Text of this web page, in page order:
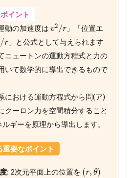
イント
動の加速度は v2 /r 」「位置エ
/r 」と公式として与えられます
ニュートンの運動方程式と力の
いて数学的に導出できるもので
における運動方程式から問(ア)
クーロン力を空間積分すること
ギーを原理から導出します。
要なポイント
: 2次元平面上の位置を (r, θ)